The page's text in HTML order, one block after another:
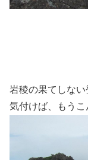
岩稜の果てしな
気付けば、もう